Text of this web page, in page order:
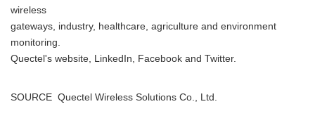
wireless
gateways, industry, healthcare, agriculture and environment
monitoring.
Quectel's website, LinkedIn, Facebook and Twitter.
SOURCE Quectel Wireless Solutions Co., Ltd.